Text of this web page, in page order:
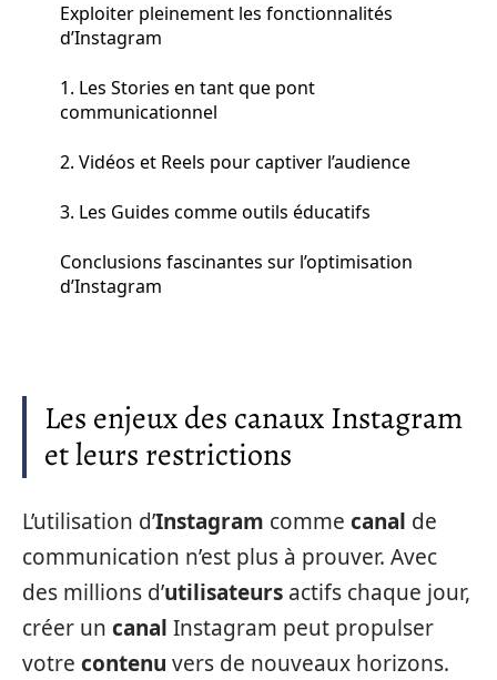
Exploiter pleinement les fonctionnalités
d’Instagram
1. Les Stories en tant que pont
communicationnel
2. Vidéos et Reels pour captiver l’audience
3. Les Guides comme outils éducatifs
Conclusions fascinantes sur l’optimisation
d’Instagram
Les enjeux des canaux Instagram
et leurs restrictions
L’utilisation d’Instagram comme canal de
communication n’est plus à prouver. Avec
des millions d’utilisateurs actifs chaque jour,
créer un canal Instagram peut propulser
votre contenu vers de nouveaux horizons.